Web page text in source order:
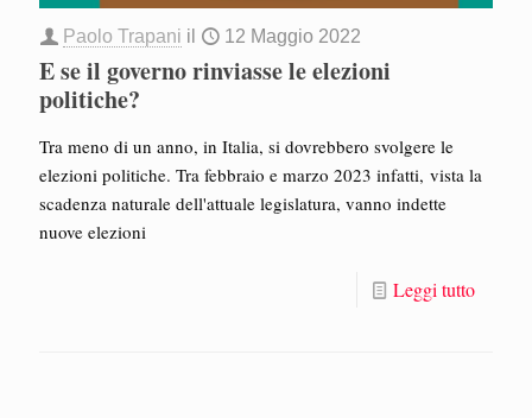
Paolo Trapani il 12 Maggio 2022
E se il governo rinviasse le elezioni
politiche?
Tra meno di un anno, in Italia, si dovrebbero svolgere le
elezioni politiche. Tra febbraio e marzo 2023 infatti, vista la
scadenza naturale dell'attuale legislatura, vanno indette
nuove elezioni
Leggi tutto